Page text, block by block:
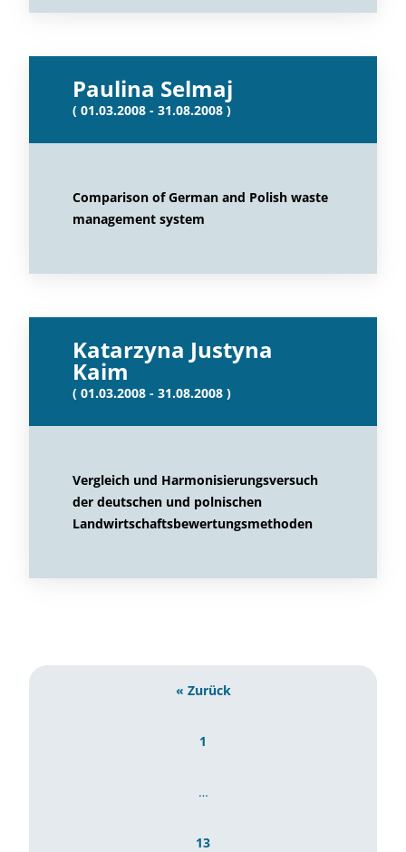
Paulina Selmaj
( 01.03.2008 - 31.08.2008 )
Comparison of German and Polish waste
management system
Katarzyna Justyna
Kaim
( 01.03.2008 - 31.08.2008 )
Vergleich und Harmonisierungsversuch
der deutschen und polnischen
Landwirtschaftsbewertungsmethoden
« Zurück
1
…
13